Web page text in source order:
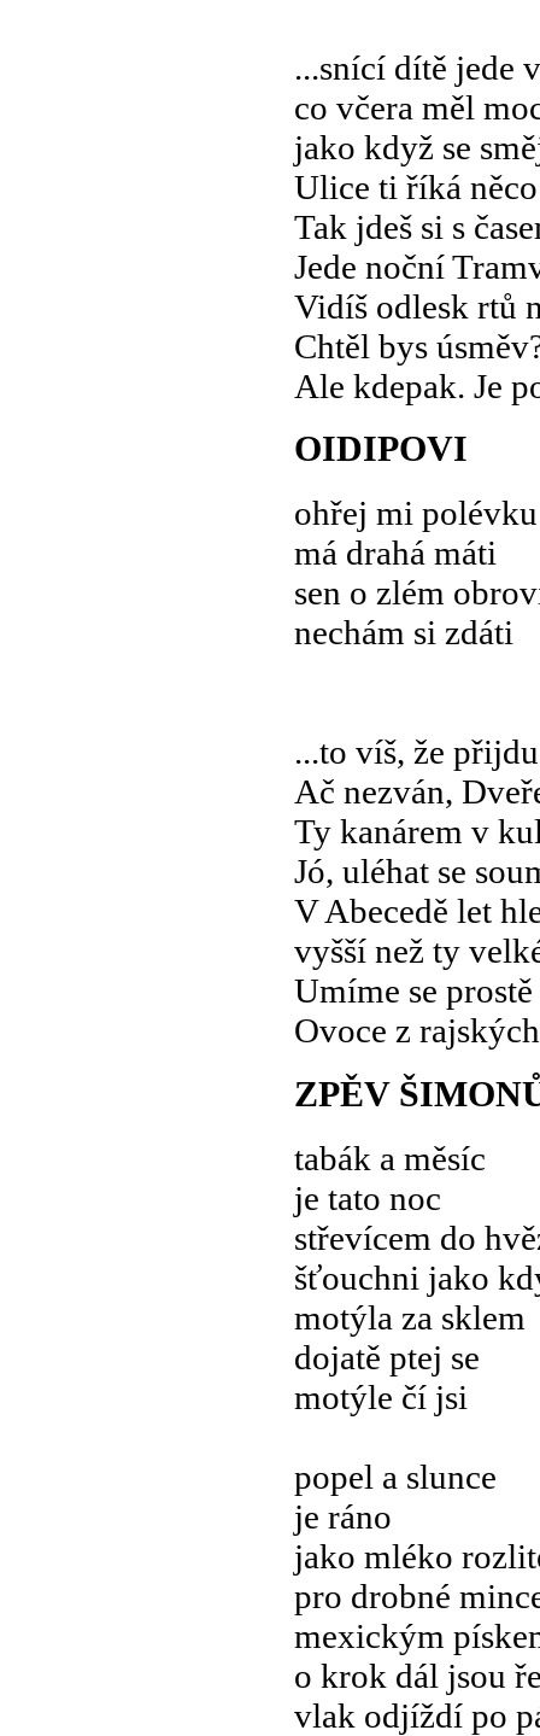
...snící dítě jede
co včera měl
jako když se
Ulice ti říká
Tak jdeš si s
Jede noční
Vidíš odlesk rtů
Chtěl bys
Ale kdepak. Je
OIDIPOVI
ohřej mi polévku
má drahá máti
sen o zlém
nechám si zdáti
...to víš, že
Ač nezván,
Ty kanárem v
Jó, uléhat se
V Abecedě let
vyšší než ty
Umíme se
Ovoce z
ZPĚV
tabák a měsíc
je tato noc
střevícem do
šťouchni jako
motýla za sklem
dojatě ptej se
motýle čí jsi
popel a slunce
je ráno
jako mléko
pro drobné
mexickým
o krok dál jsou
vlak odjíždí po